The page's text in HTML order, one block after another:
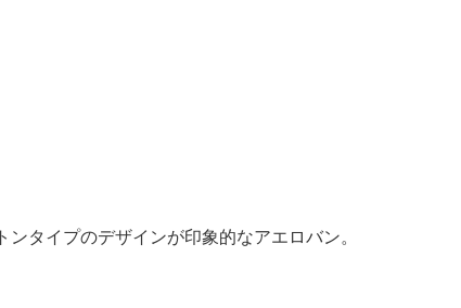
タイプのデザインが印象的なアエロバン。